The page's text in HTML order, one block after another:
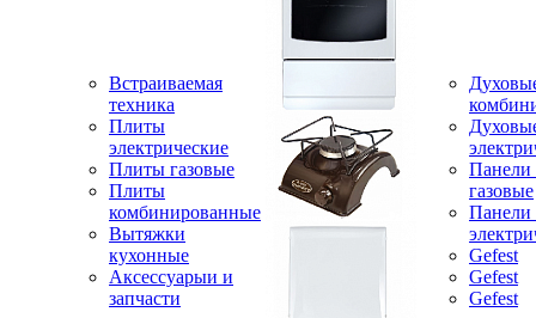
Встраиваемая
техника
Плиты
электрические
Плиты газовые
Плиты
комбинированные
Вытяжки
кухонные
Аксессуарыи и
запчасти
Панели
газовые
Панели
Gefest
Gefest
Gefest